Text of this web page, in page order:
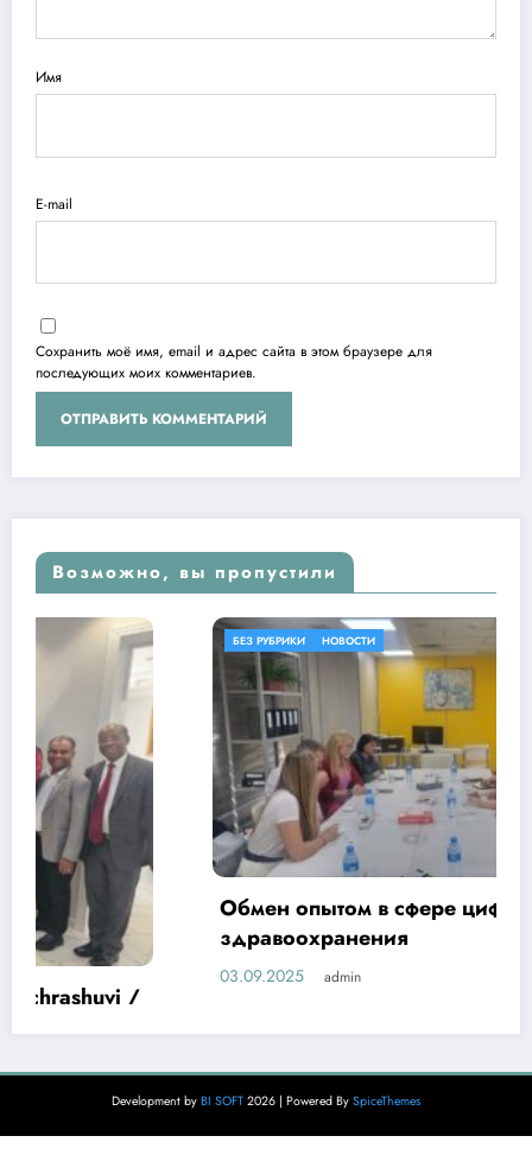
Имя
E-mail
Сохранить моё имя, email и адрес сайта в этом браузере для
последующих моих комментариев.
Возможно, вы пропустили
БЕЗ РУБРИКИ
Обмен опытом в сфере цифровизации
здравоохранения
Development by BI SOFT 2026 | Powered By SpiceThemes